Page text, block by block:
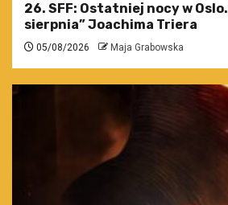
26. SFF: Ostatniej nocy w Oslo.
sierpnia” Joachima Triera
05/08/2026 Maja Grabowska